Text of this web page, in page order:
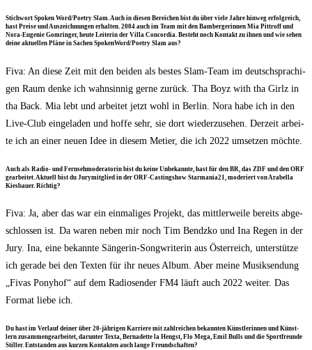
Stich­wort Spo­ken Word/​Poetry Slam. Auch in die­sen Berei­chen bist du über vie­le Jah­re hin­weg erfolg­reich,
hast Prei­se und Aus­zeich­nun­gen erhal­ten. 2004 auch im Team mit den Bam­ber­ge­rin­nen Mia Pit­troff und
Nora-Euge­nie Gom­rin­ger, heu­te Lei­te­rin der Vil­la Con­cor­dia. Besteht noch Kon­takt zu ihnen und wie sehen
dei­ne aktu­el­len Plä­ne in Sachen SpokenWord/​Poetry Slam aus?
Fiva: An die­se Zeit mit den bei­den als bes­tes Slam-Team im deutsch­spra­chi­
gen Raum den­ke ich wahn­sin­nig ger­ne zurück. Tha Boyz with tha Girlz in
tha Back. Mia lebt und arbei­tet jetzt wohl in Ber­lin. Nora habe ich in den
Live-Club ein­ge­la­den und hof­fe sehr, sie dort wie­der­zu­se­hen. Der­zeit arbei­
te ich an einer neu­en Idee in die­sem Metier, die ich 2022 umset­zen möchte.
Auch als Radio- und Fern­seh­mo­de­ra­to­rin bist du kei­ne Unbe­kann­te, hast für den BR, das ZDF und den ORF
gear­bei­tet. Aktu­ell bist du Jury­mit­glied in der ORF-Cas­ting­show Starmania21, mode­riert von Ara­bel­la
Kies­bau­er. Richtig?
Fiva: Ja, aber das war ein ein­ma­li­ges Pro­jekt, das mitt­ler­wei­le bereits abge­
schlos­sen ist. Da waren neben mir noch Tim Bendz­ko und Ina Regen in der
Jury. Ina, eine bekann­te Sän­ge­rin-Song­wri­te­rin aus Öster­reich, unter­stüt­ze
ich gera­de bei den Tex­ten für ihr neu­es Album. Aber mei­ne Musik­sen­dung
„Fivas Pony­hof“ auf dem Radio­sen­der FM4 läuft auch 2022 wei­ter. Das
For­mat lie­be ich.
Du hast im Ver­lauf dei­ner über 20-jäh­ri­gen Kar­rie­re mit zahl­rei­chen bekann­ten Künst­le­rin­nen und Künst­
lern zusam­men­ge­ar­bei­tet, dar­un­ter Texta, Ber­na­dette la Hengst, Flo Mega, Emil Bulls und die Sport­freun­de
Stil­ler. Ent­stan­den aus kur­zen Kon­tak­ten auch lan­ge Freundschaften?